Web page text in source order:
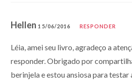
Hellen15/06/2016 RESPONDER
Léia, amei seu livro, agradeço a
responder. Obrigado por
berinjela e estou ansiosa para testar